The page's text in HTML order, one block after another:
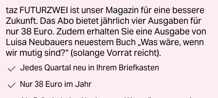
taz FUTURZWEI ist unser Magazin für eine bessere
Zukunft. Das Abo bietet jährlich vier Ausgaben für
nur 38 Euro. Zudem erhalten Sie eine Ausgabe von
Luisa Neubauers neuestem Buch „Was wäre, wenn
wir mutig sind?“ (solange Vorrat reicht).
Jedes Quartal neu in Ihrem Briefkasten
Nur 38 Euro im Jahr